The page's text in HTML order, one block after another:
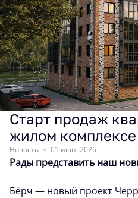
Старт продаж
жилом
Новость 01 июн. 2026
Рады представить наш
Бёрч — новый проект